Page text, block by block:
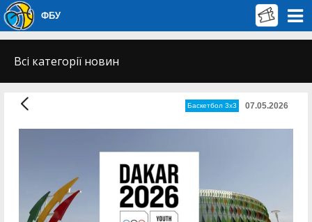
ФБУ
Всі категорії новин
Баскетбол 3х3 07.05.2026